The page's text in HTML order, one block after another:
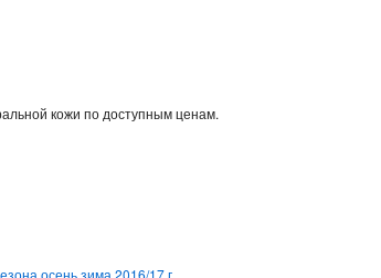
кожи по доступным ценам.
осень зима 2016/17 г.